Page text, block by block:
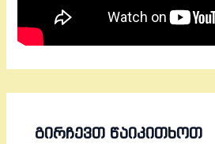
ᲒᲘᲠᲩᲔᲕᲗ ᲬᲐᲘᲙᲘᲗᲮᲝᲗ